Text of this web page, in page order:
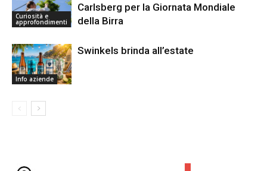
Curiosità e
approfondimenti
Carlsberg per la Giornata Mondiale
della Birra
Info aziende
Swinkels brinda all’estate